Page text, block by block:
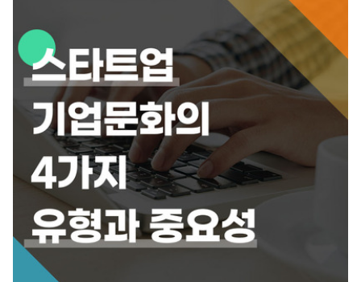
쯤 이름을 들어본 것 같은 대형 기업들이 앞서서 시장 점유율을 다 차지한
것 같은 고민이 들었을 것입니다. 승자 독식 환경 속에서 과연 후발주자로
출범하는 기업이 얼만큼 성공할 수 있을지 의구심을 가질 수도 있죠. 더군
다나..